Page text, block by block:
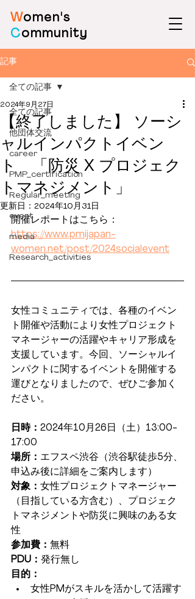
Women's
Community
記事
全ての記事
他団体交流
career
PMP_certification
Regular_meeting
event
media
Research_activities
全ての記事
【終了しました】 ソーシ
ャルインパクトイベン
ト 「防災 X プロジェク
トマネジメント」
2024年9月27日
更新日： 2024年10月31日
開催レポートはこちら：
https://www.pmijapan-
women.net/post/2024socialevent
女性コミュニティでは、各種のイベン
ト開催や活動により女性プロジェクト
マネージャーの活躍やキャリア形成を
支援しています。今回、ソーシャルイ
ンパクトに関するイベントを開催する
運びとなりましたので、ぜひご参加く
ださい。
日時： 2024年10月26日（土）13:00-
17:00
場所： エフスペ渋谷（渋谷駅徒歩5分、
申込み後に詳細をご案内します）
対象： 女性プロジェクトマネージャー
（目指している方含む）、プロジェク
トマネジメントや防災に興味のある女
性
参加費： 無料
PDU： 発行無し
目的：
女性PMがスキルを活かして活躍す